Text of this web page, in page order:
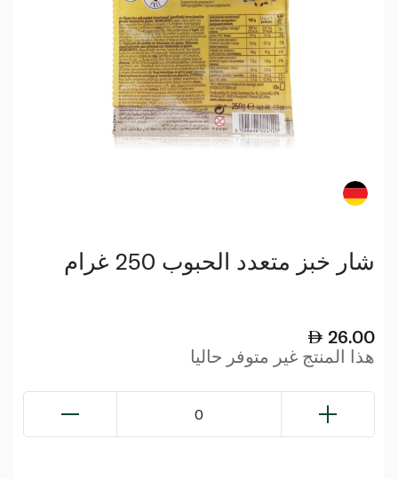
شار خبز متعدد الحبوب 250 غرام
26.00
هذا المنتج غير متوفر حاليا
0